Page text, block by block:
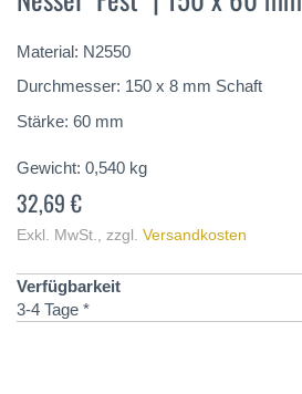
springen
Material: N2550
Durchmesser: 150 x 8 mm Schaft
Stärke: 60 mm
Gewicht: 0,540 kg
32,69 €
Exkl. MwSt. zzgl. Versandkosten
Verfügbarkeit
3-4 Tage *